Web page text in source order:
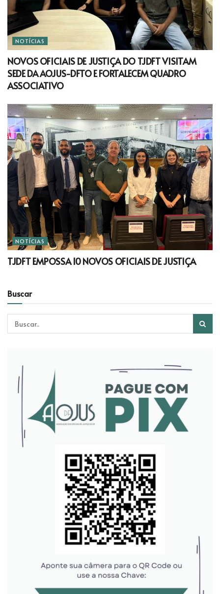
NOTÍCIAS
NOVOS OFICIAIS DE JUSTIÇA DO TJDFT VISITAM
SEDE DA AOJUS-DFTO E FORTALECEM QUADRO
ASSOCIATIVO
NOTÍCIAS
TJDFT EMPOSSA 10 NOVOS OFICIAIS DE JUSTIÇA
Buscar